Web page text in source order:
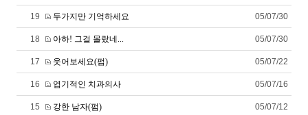
19 두가지만 기억하세요 05/07/30
18 아하! 그걸 몰랐네... 05/07/30
17 웃어보세요(펌) 05/07/22
16 엽기적인 치과의사 05/07/16
15 강한 남자(펌) 05/07/12